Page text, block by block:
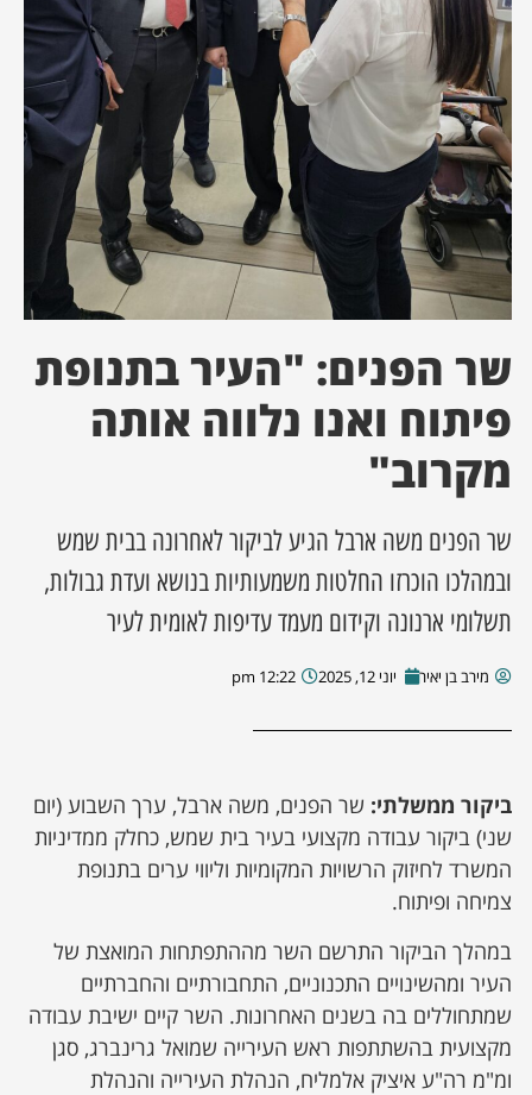
מסע מלחמה
השבוע
מקומית
עסקים
שר הפנים: "העיר בתנופת
פיתוח ואנו נלווה אותה
מקרוב"
שר הפנים משה ארבל הגיע לביקור לאחרונה בבית שמש
ובמהלכו הוכרזו החלטות משמעותיות בנושא ועדת גבולות,
תשלומי ארנונה וקידום מעמד עדיפות לאומית לעיר
מירב בן יאיר יוני 12, 2025 12:22 pm
ביקור ממשלתי: שר הפנים, משה ארבל, ערך השבוע (יום
שני) ביקור עבודה מקצועי בעיר בית שמש, כחלק ממדיניות
המשרד לחיזוק הרשויות המקומיות וליווי ערים בתנופת
צמיחה ופיתוח.
במהלך הביקור התרשם השר מההתפתחות המואצת של
העיר ומהשינויים התכנוניים, התחבורתיים והחברתיים
שמתחוללים בה בשנים האחרונות. השר קיים ישיבת עבודה
מקצועית בהשתתפות ראש העירייה שמואל גרינברג, סגן
ומ"מ רה"ע איציק אלמליח, הנהלת העירייה והנהלת